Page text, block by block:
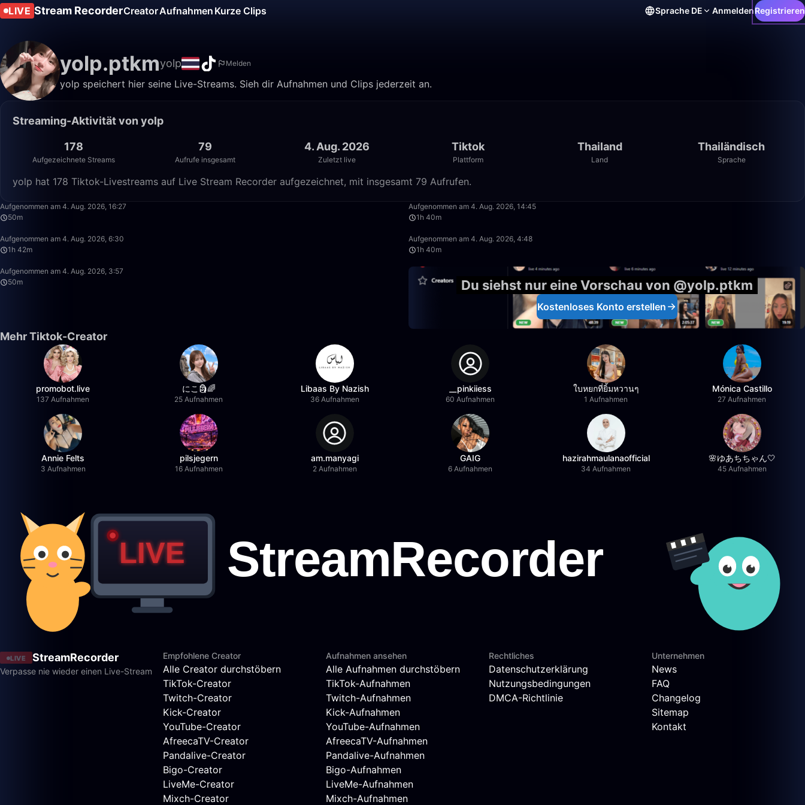
LIVE Stream RecorderCreatorAufnahmen Kurze Clips Sprache DE AnmeldenRegistrieren
yolp.ptkmyolp Melden
yolp speichert hier seine Live-Streams. Sieh dir Aufnahmen und Clips jederzeit an.
Streaming-Aktivität von yolp
178
Aufgezeichnete Streams
79
Aufrufe insgesamt
4. Aug. 2026
Zuletzt live
Tiktok
Plattform
Thailand
Land
Thailändisch
Sprache
yolp hat 178 Tiktok-Livestreams auf Live Stream Recorder aufgezeichnet, mit insgesamt 79 Aufrufen.
49:59
Aufgenommen am 4. Aug. 2026, 16:27
50m
Aufgenommen am 4. Aug. 2026, 14:45
1h 40m
Aufgenommen am 4. Aug. 2026, 6:30
1h 42m
Aufgenommen am 4. Aug. 2026, 4:48
1h 40m
Aufgenommen am 4. Aug. 2026, 3:57
50m
Du siehst nur eine Vorschau von @yolp.ptkm
Kostenloses Konto erstellen
Mehr Tiktok-Creator
promobot.live
137 Aufnahmen
にこ🗿🌈
25 Aufnahmen
Libaas By Nazish
36 Aufnahmen
__pinkiiess
60 Aufnahmen
ใบหยกที่ยิ้มหวานๆ
1 Aufnahmen
Mónica Castillo
27 Aufnahmen
Annie Felts
3 Aufnahmen
pilsjegern
16 Aufnahmen
am.manyagi
2 Aufnahmen
GAIG
6 Aufnahmen
hazirahmaulanaofficial
34 Aufnahmen
🌸ゆあちちゃん🤍
45 Aufnahmen
LIVE StreamRecorder
Verpasse nie wieder einen Live-Stream
Empfohlene Creator
Alle Creator durchstöbern
TikTok-Creator
Twitch-Creator
Kick-Creator
YouTube-Creator
AfreecaTV-Creator
Pandalive-Creator
Bigo-Creator
LiveMe-Creator
Mixch-Creator
Aufnahmen ansehen
Alle Aufnahmen durchstöbern
TikTok-Aufnahmen
Twitch-Aufnahmen
Kick-Aufnahmen
YouTube-Aufnahmen
AfreecaTV-Aufnahmen
Pandalive-Aufnahmen
Bigo-Aufnahmen
LiveMe-Aufnahmen
Mixch-Aufnahmen
Rechtliches
Datenschutzerklärung
Nutzungsbedingungen
DMCA-Richtlinie
Unternehmen
News
FAQ
Changelog
Sitemap
Kontakt